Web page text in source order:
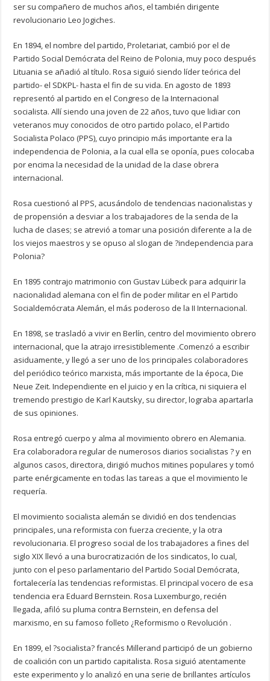
ser su compañero de muchos años, el también dirigente
revolucionario Leo Jogiches.
En 1894, el nombre del partido, Proletariat, cambió por el de
Partido Social Demócrata del Reino de Polonia, muy poco después
Lituania se añadió al título. Rosa siguió siendo líder teórica del
partido- el SDKPL- hasta el fin de su vida. En agosto de 1893
representó al partido en el Congreso de la Internacional
socialista. Allí siendo una joven de 22 años, tuvo que lidiar con
veteranos muy conocidos de otro partido polaco, el Partido
Socialista Polaco (PPS), cuyo principio más importante era la
independencia de Polonia, a la cual ella se oponía, pues colocaba
por encima la necesidad de la unidad de la clase obrera
internacional.
Rosa cuestionó al PPS, acusándolo de tendencias nacionalistas y
de propensión a desviar a los trabajadores de la senda de la
lucha de clases; se atrevió a tomar una posición diferente a la de
los viejos maestros y se opuso al slogan de ?independencia para
Polonia?
En 1895 contrajo matrimonio con Gustav Lübeck para adquirir la
nacionalidad alemana con el fin de poder militar en el Partido
Socialdemócrata Alemán, el más poderoso de la II Internacional.
En 1898, se trasladó a vivir en Berlín, centro del movimiento obrero
internacional, que la atrajo irresistiblemente .Comenzó a escribir
asiduamente, y llegó a ser uno de los principales colaboradores
del periódico teórico marxista, más importante de la época, Die
Neue Zeit. Independiente en el juicio y en la crítica, ni siquiera el
tremendo prestigio de Karl Kautsky, su director, lograba apartarla
de sus opiniones.
Rosa entregó cuerpo y alma al movimiento obrero en Alemania.
Era colaboradora regular de numerosos diarios socialistas ? y en
algunos casos, directora, dirigió muchos mitines populares y tomó
parte enérgicamente en todas las tareas a que el movimiento le
requería.
El movimiento socialista alemán se dividió en dos tendencias
principales, una reformista con fuerza creciente, y la otra
revolucionaria. El progreso social de los trabajadores a fines del
siglo XIX llevó a una burocratización de los sindicatos, lo cual,
junto con el peso parlamentario del Partido Social Demócrata,
fortalecería las tendencias reformistas. El principal vocero de esa
tendencia era Eduard Bernstein. Rosa Luxemburgo, recién
llegada, afiló su pluma contra Bernstein, en defensa del
marxismo, en su famoso folleto ¿Reformismo o Revolución .
En 1899, el ?socialista? francés Millerand participó de un gobierno
de coalición con un partido capitalista. Rosa siguió atentamente
este experimento y lo analizó en una serie de brillantes artículos